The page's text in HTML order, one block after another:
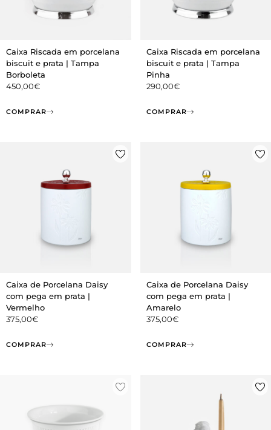
Caixa Riscada em porcelana
biscuit e prata | Tampa
Borboleta
450,00€
COMPRAR
Caixa Riscada em porcelana
biscuit e prata | Tampa
Pinha
290,00€
COMPRAR
Caixa de Porcelana Daisy
com pega em prata |
Vermelho
375,00€
COMPRAR
Caixa de Porcelana Daisy
com pega em prata |
Amarelo
375,00€
COMPRAR